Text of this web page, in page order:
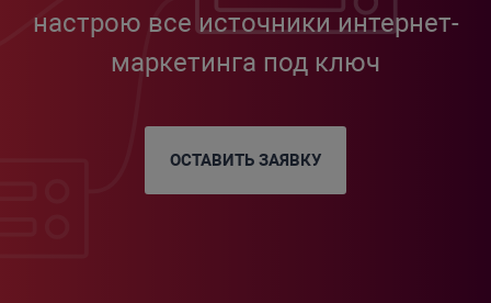
настрою все источники интернет-
маркетинга под ключ
ОСТАВИТЬ ЗАЯВКУ